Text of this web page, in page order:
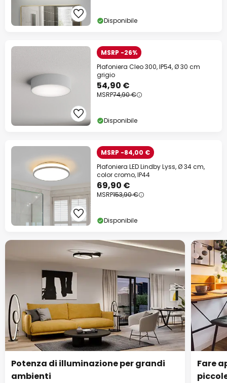
Disponibile
MSRP -26%
Plafoniera Cleo 300, IP54, Ø 30 cm
grigio
54,90 €
MSRP74,90 €
Disponibile
MSRP -84,00 €
Plafoniera LED Lindby Lyss, Ø 34 cm,
color cromo, IP44
69,90 €
MSRP153,90 €
Disponibile
Potenza di illuminazione per grandi
ambienti
Fare